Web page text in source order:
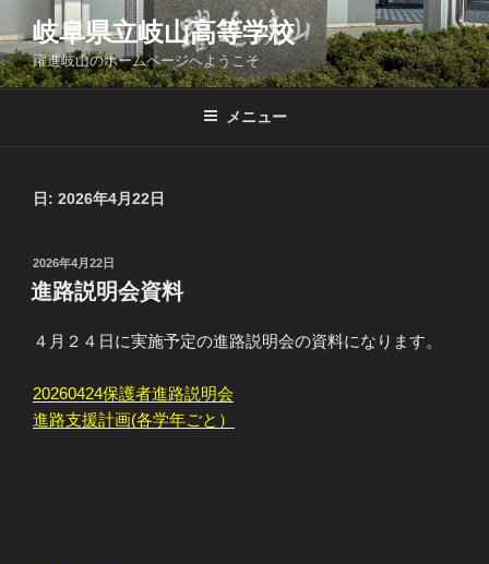
ン
テ
ン
岐阜県立岐山高等学校
躍進岐山のホームページへようこそ
メニュー
日: 2026年4月22日
投
稿
日:
2026年4月22日
進路説明会資料
４月２４日に実施予定の進路説明会の資料になります。
20260424保護者進路説明会
進路支援計画(各学年ごと）